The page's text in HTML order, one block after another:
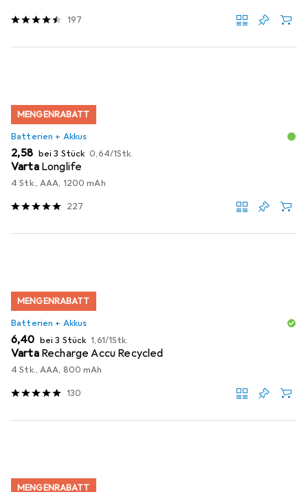
197
MENGENRABATT
Batterien + Akkus
EUR
2,58 bei 3 Stück EUR
0,64/1Stk.
Varta Longlife
4 Stk., AAA, 1200 mAh
227
MENGENRABATT
Batterien + Akkus
EUR
6,40 bei 3 Stück EUR
1,61/1Stk.
Varta Recharge Accu Recycled
4 Stk., AAA, 800 mAh
130
MENGENRABATT